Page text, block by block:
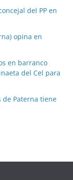
del PP en
opina en
en barranco
del Cel para
de Paterna tiene